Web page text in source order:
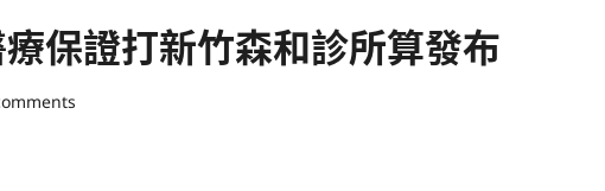
保證打新竹森和診所算發布